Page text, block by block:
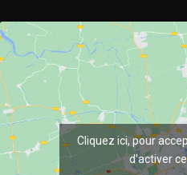
Cliquez ici, pour
d'activer